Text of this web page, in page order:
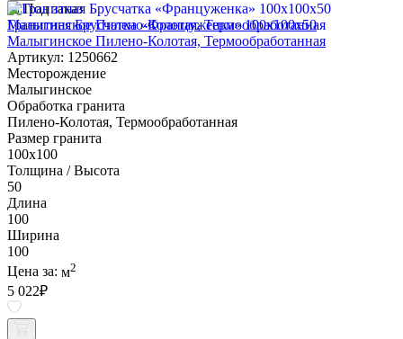
Под заказ
Гранитная Брусчатка «Француженка» 100х100x50
Малыгинское Пилено-Колотая, Термообработанная
Артикул: 1250662
Месторождение
Малыгинское
Обработка гранита
Пилено-Колотая, Термообработанная
Размер гранита
100х100
Толщина / Высота
50
Длина
100
Ширина
100
Цена за: м2
5 022₽